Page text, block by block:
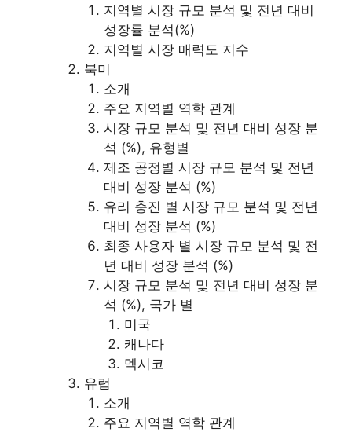
지역별 시장 규모 분석 및 전년 대비
성장률 분석(%)
지역별 시장 매력도 지수
북미
소개
주요 지역별 역학 관계
시장 규모 분석 및 전년 대비 성장 분
석 (%), 유형별
제조 공정별 시장 규모 분석 및 전년
대비 성장 분석 (%)
유리 충진 별 시장 규모 분석 및 전년
대비 성장 분석 (%)
최종 사용자 별 시장 규모 분석 및 전
년 대비 성장 분석 (%)
시장 규모 분석 및 전년 대비 성장 분
석 (%), 국가 별
미국
캐나다
멕시코
유럽
소개
주요 지역별 역학 관계